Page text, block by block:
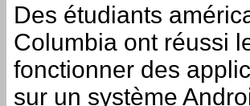
Des étudiants
Columbia ont réussi
fonctionner des
sur un système